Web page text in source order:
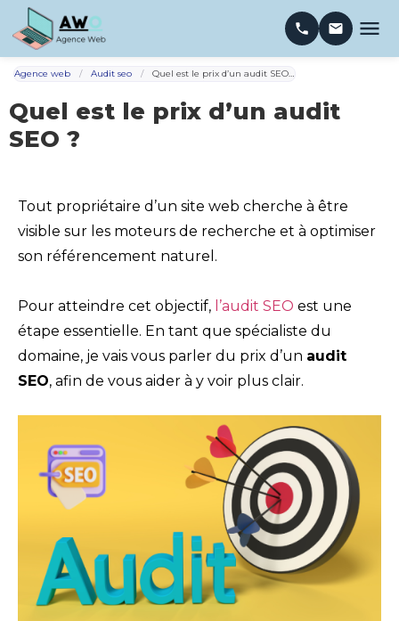
Agence web / Audit seo / Quel est le prix d’un audit SEO ?
Quel est le prix d’un audit
SEO ?
Tout propriétaire d’un site web cherche à être
visible sur les moteurs de recherche et à optimiser
son référencement naturel.
Pour atteindre cet objectif, l’audit SEO est une
étape essentielle. En tant que spécialiste du
domaine, je vais vous parler du prix d’un audit
SEO, afin de vous aider à y voir plus clair.